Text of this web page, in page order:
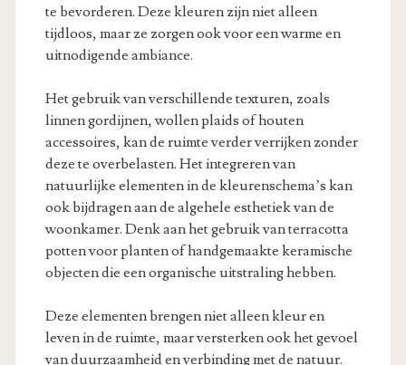
te bevorderen. Deze kleuren zijn niet alleen
tijdloos, maar ze zorgen ook voor een warme en
uitnodigende ambiance.
Het gebruik van verschillende texturen, zoals
linnen gordijnen, wollen plaids of houten
accessoires, kan de ruimte verder verrijken zonder
deze te overbelasten. Het integreren van
natuurlijke elementen in de kleurenschema’s kan
ook bijdragen aan de algehele esthetiek van de
woonkamer. Denk aan het gebruik van terracotta
potten voor planten of handgemaakte keramische
objecten die een organische uitstraling hebben.
Deze elementen brengen niet alleen kleur en
leven in de ruimte, maar versterken ook het gevoel
van duurzaamheid en verbinding met de natuur.